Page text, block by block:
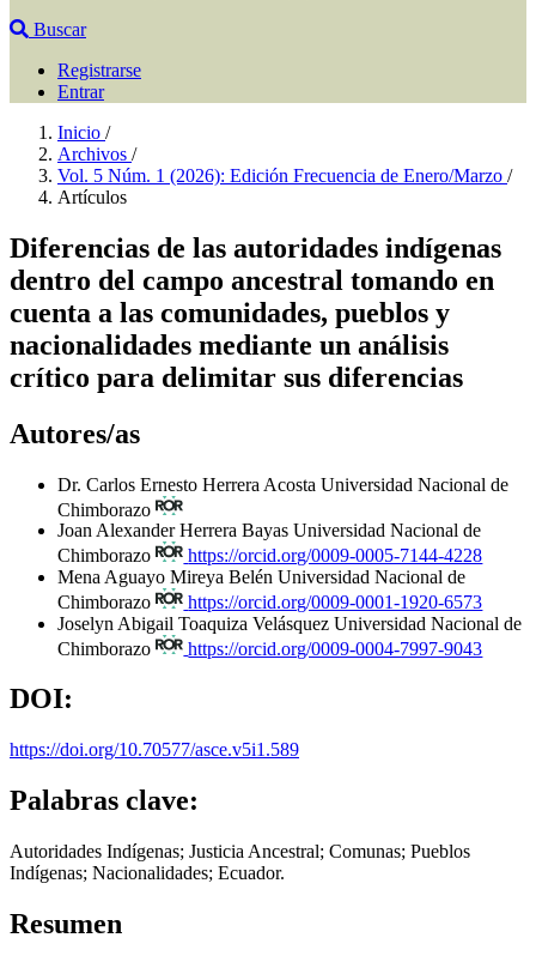
Buscar
Registrarse
Entrar
Inicio /
Archivos /
Vol. 5 Núm. 1 (2026): Edición Frecuencia de Enero/Marzo /
Artículos
Diferencias de las autoridades indígenas
dentro del campo ancestral tomando en
cuenta a las comunidades, pueblos y
nacionalidades mediante un análisis
crítico para delimitar sus diferencias
Autores/as
Dr. Carlos Ernesto Herrera Acosta Universidad Nacional de
Chimborazo
Joan Alexander Herrera Bayas Universidad Nacional de
Chimborazo
https://orcid.org/0009-0005-7144-4228
Mena Aguayo Mireya Belén Universidad Nacional de
Chimborazo
https://orcid.org/0009-0001-1920-6573
Joselyn Abigail Toaquiza Velásquez Universidad Nacional de
Chimborazo
https://orcid.org/0009-0004-7997-9043
DOI:
https://doi.org/10.70577/asce.v5i1.589
Palabras clave:
Autoridades Indígenas; Justicia Ancestral; Comunas; Pueblos
Indígenas; Nacionalidades; Ecuador.
Resumen